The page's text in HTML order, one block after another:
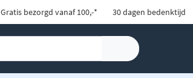
Gratis bezorgd vanaf 100,-* 30 dagen bedenktijd